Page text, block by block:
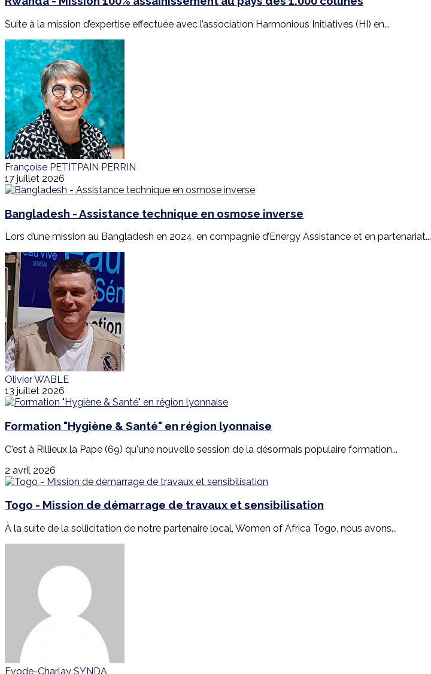
Suite à la mission d’expertise effectuée avec l’association Harmonious Initiatives (HI) en...
Françoise PETITPAIN PERRIN
17 juillet 2026
Bangladesh - Assistance technique en osmose inverse
Lors d’une mission au Bangladesh en 2024, en compagnie d’Energy Assistance et en partenariat...
Olivier WABLE
13 juillet 2026
Formation "Hygiène & Santé" en région lyonnaise
C'est à Rillieux la Pape (69) qu'une nouvelle session de la désormais populaire formation...
2 avril 2026
Togo - Mission de démarrage de travaux et sensibilisation
À la suite de la sollicitation de notre partenaire local, Women of Africa Togo, nous avons...
Evode-Charlay SYNDA